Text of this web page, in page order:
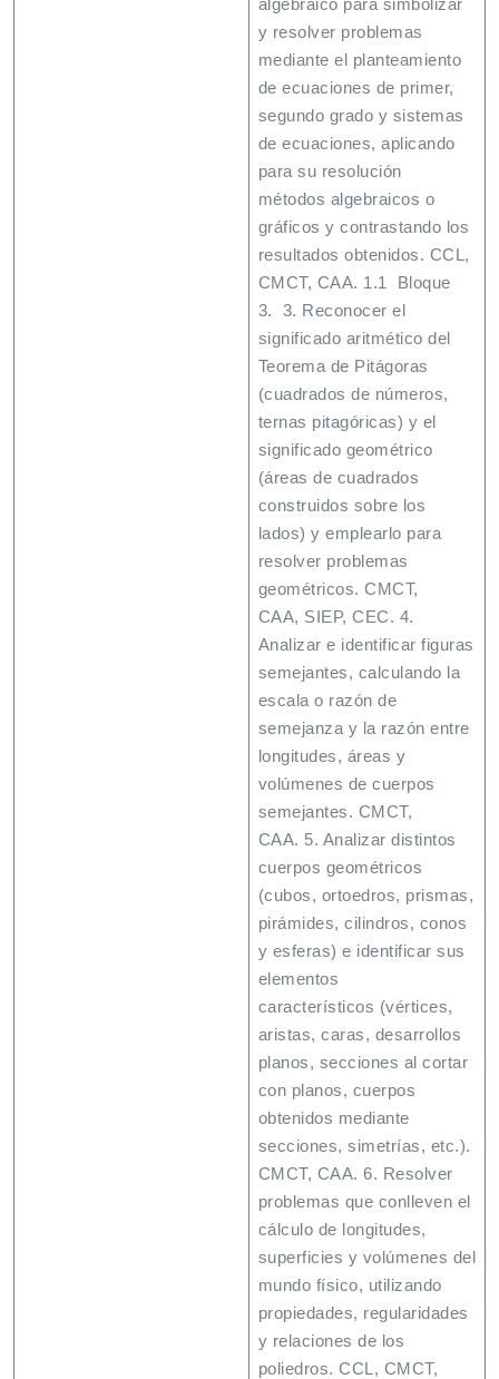
algebraico para simbolizar
y resolver problemas
mediante el planteamiento
de ecuaciones de primer,
segundo grado y sistemas
de ecuaciones, aplicando
para su resolución
métodos algebraicos o
gráficos y contrastando los
resultados obtenidos. CCL,
CMCT, CAA. 1.1 Bloque
3. 3. Reconocer el
significado aritmético del
Teorema de Pitágoras
(cuadrados de números,
ternas pitagóricas) y el
significado geométrico
(áreas de cuadrados
construidos sobre los
lados) y emplearlo para
resolver problemas
geométricos. CMCT,
CAA, SIEP, CEC. 4.
Analizar e identificar figuras
semejantes, calculando la
escala o razón de
semejanza y la razón entre
longitudes, áreas y
volúmenes de cuerpos
semejantes. CMCT,
CAA. 5. Analizar distintos
cuerpos geométricos
(cubos, ortoedros, prismas,
pirámides, cilindros, conos
y esferas) e identificar sus
elementos
característicos (vértices,
aristas, caras, desarrollos
planos, secciones al cortar
con planos, cuerpos
obtenidos mediante
secciones, simetrías, etc.).
CMCT, CAA. 6. Resolver
problemas que conlleven el
cálculo de longitudes,
superficies y volúmenes del
mundo físico, utilizando
propiedades, regularidades
y relaciones de los
poliedros. CCL, CMCT,